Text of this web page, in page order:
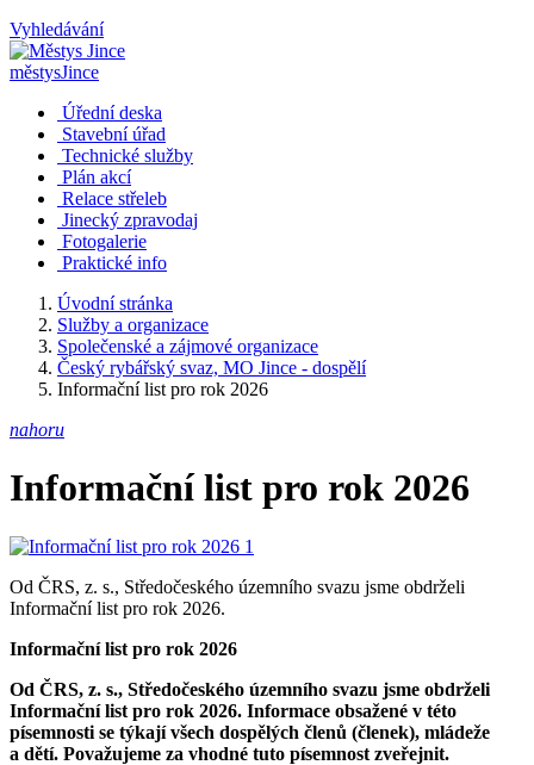
Vyhledávání
městysJince
Úřední deska
Stavební úřad
Technické služby
Plán akcí
Relace střeleb
Jinecký zpravodaj
Fotogalerie
Praktické info
Úvodní stránka
Služby a organizace
Společenské a zájmové organizace
Český rybářský svaz, MO Jince - dospělí
Informační list pro rok 2026
nahoru
Informační list pro rok 2026
Od ČRS, z. s., Středočeského územního svazu jsme obdrželi
Informační list pro rok 2026.
Informační list pro rok 2026
Od ČRS, z. s., Středočeského územního svazu jsme obdrželi
Informační list pro rok 2026. Informace obsažené v této
písemnosti se týkají všech dospělých členů (členek), mládeže
a dětí. Považujeme za vhodné tuto písemnost zveřejnit.